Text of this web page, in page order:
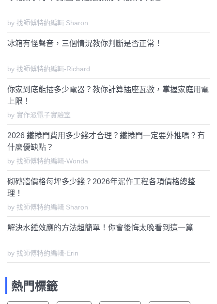
by 找師傅特約編輯 Sharon
冰箱有怪聲音，三個情況教你判斷是否正常！
by 找師傅特約編輯-Richard
你家到底能插多少電器？教你計算插座瓦數，掌握家庭用電
上限！
by 實作派電子實驗室
2026 鐵捲門費用多少錢才合理？鐵捲門一定要外推嗎？有
什麼優缺點？
by 找師傅特約編輯-Wonda
砌磚牆價格每坪多少錢？2026年泥作工程各項價格總整
理！
by 找師傅特約編輯 Sharon
解決水錘效應的方法超簡單！你會後悔太晚看到這一篇
by 找師傅特約編輯-Erin
熱門標籤